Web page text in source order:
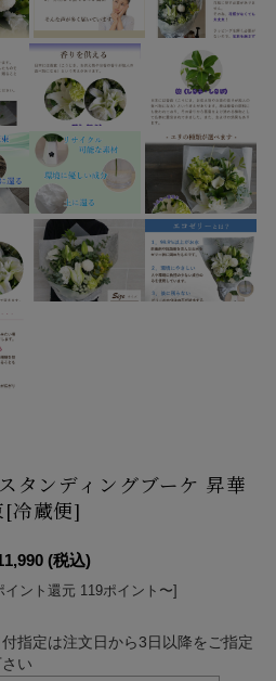
タンディングブーケ 昇華
[冷蔵便]
(税込)
イント還元 119ポイント〜]
付指定は注文日から3日以降をご指定
い